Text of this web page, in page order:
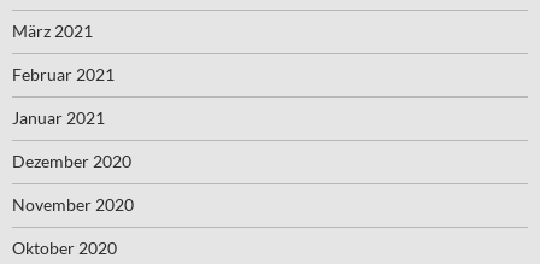
März 2021
Februar 2021
Januar 2021
Dezember 2020
November 2020
Oktober 2020